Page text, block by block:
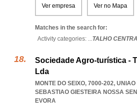
Ver empresa Ver no Mapa
Matches in the search for:
Activity categories: ...TALHO
Sociedade Agro-turística -
Lda
MONTE DO SEIXO, 7000-202, UNIAO
SEBASTIAO GIESTEIRA NOSSA
EVORA